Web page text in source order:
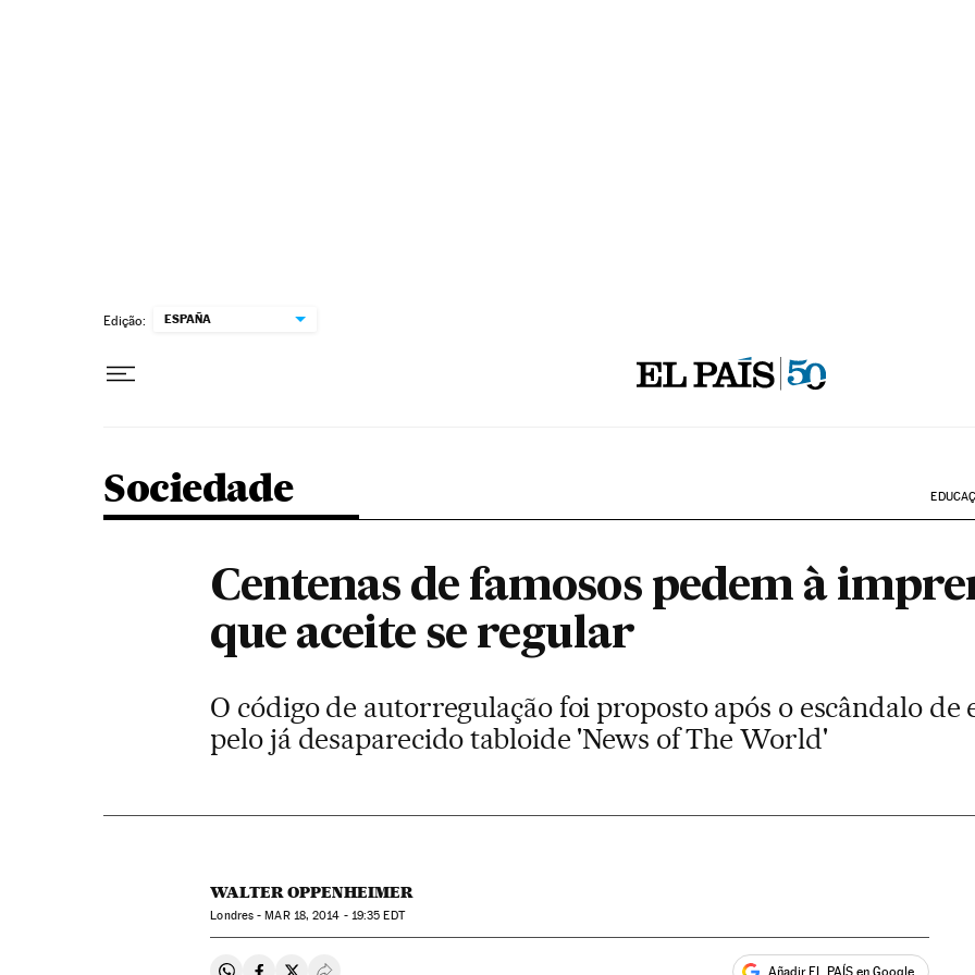
Edição: ESPAÑA
Sociedade
Centenas de famosos pedem à
que aceite se regular
O código de autorregulação foi proposto após o escândalo de
pelo já desaparecido tabloide 'News of The World'
WALTER OPPENHEIMER
Londres -MAR18, 2014 - 19:35 EDT
Añadir EL PAÍS en Google